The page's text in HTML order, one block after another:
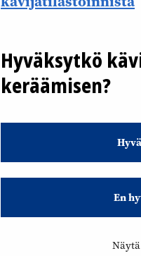
Hyväksytkö
keräämisen?
En